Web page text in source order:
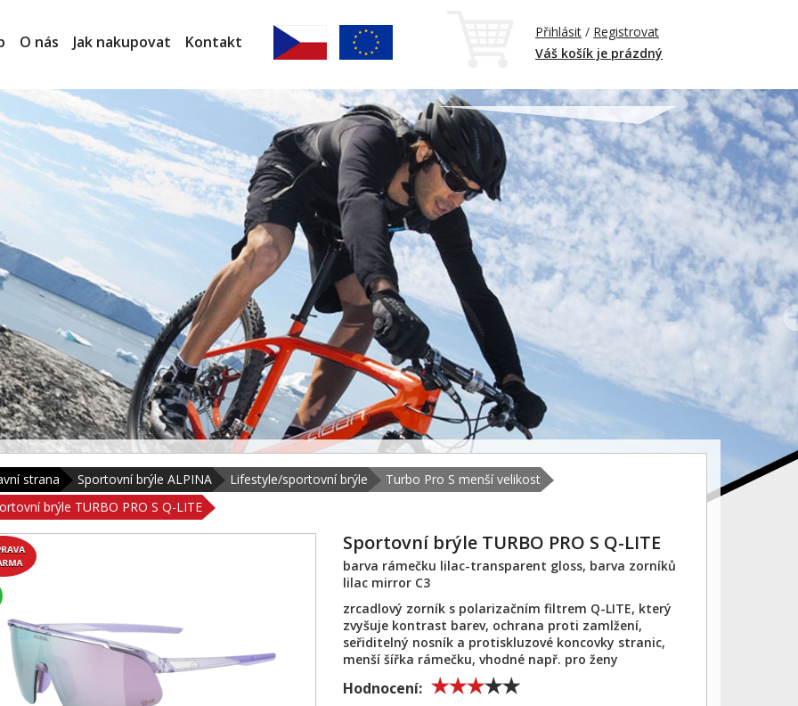
O nás Jak nakupovat Kontakt
Přihlásit / Registrovat
Váš košík je prázdný
strana Sportovní brýle ALPINA Lifestyle/sportovní brýle
Turbo Pro S menší velikost
brýle TURBO PRO S Q-LITE
Sportovní brýle TURBO PRO S Q-LITE
barva rámečku lilac-transparent gloss, barva zorníků
lilac mirror C3
zrcadlový zorník s polarizačním filtrem Q-LITE, který
zvyšuje kontrast barev, ochrana proti zamlžení,
seřiditelný nosník a protiskluzové koncovky stranic,
menší šířka rámečku, vhodné např. pro ženy
Hodnocení: